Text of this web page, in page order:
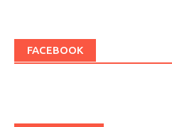
FACEBOOK